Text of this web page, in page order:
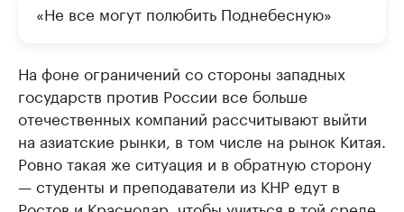
«Не все могут полюбить Поднебесную»
На фоне ограничений со стороны западных
государств против России все больше
отечественных компаний рассчитывают выйти
на азиатские рынки, в том числе на рынок Китая.
Ровно такая же ситуация и в обратную сторону
— студенты и преподаватели из КНР едут в